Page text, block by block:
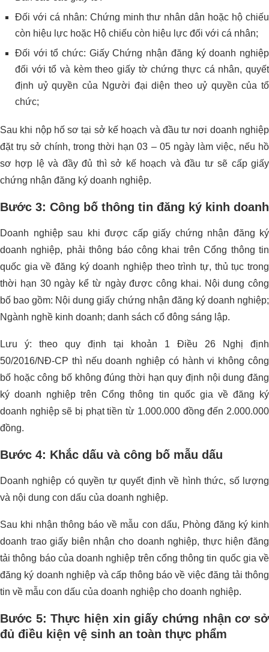
Đối với cá nhân: Chứng minh thư nhân dân hoặc hộ chiếu
còn hiệu lực hoặc Hộ chiếu còn hiệu lực đối với cá nhân;
Đối với tổ chức: Giấy Chứng nhận đăng ký doanh nghiệp
đối với tổ và kèm theo giấy tờ chứng thực cá nhân, quyết
định uỷ quyền của Người đại diện theo uỷ quyền của tổ
chức;
Sau khi nộp hố sơ tại sở kế hoạch và đầu tư nơi doanh nghiệp
đặt trụ sở chính, trong thời hạn 03 – 05 ngày làm việc, nếu hồ
sơ hợp lệ và đầy đủ thì sở kế hoạch và đầu tư sẽ cấp giấy
chứng nhận đăng ký doanh nghiệp.
Bước 3: Công bố thông tin đăng ký kinh doanh
Doanh nghiệp sau khi được cấp giấy chứng nhận đăng ký
doanh nghiệp, phải thông báo công khai trên Cổng thông tin
quốc gia về đăng ký doanh nghiệp theo trình tự, thủ tục trong
thời hạn 30 ngày kể từ ngày được công khai. Nội dung công
bố bao gồm: Nội dung giấy chứng nhận đăng ký doanh nghiệp;
Ngành nghề kinh doanh; danh sách cổ đông sáng lập.
Lưu ý: theo quy định tại khoản 1 Điều 26 Nghị định
50/2016/NĐ-CP thì nếu doanh nghiệp có hành vi không công
bố hoặc công bố không đúng thời hạn quy định nội dung đăng
ký doanh nghiệp trên Cổng thông tin quốc gia về đăng ký
doanh nghiệp sẽ bị phạt tiền từ 1.000.000 đồng đến 2.000.000
đồng.
Bước 4: Khắc dấu và công bố mẫu dấu
Doanh nghiệp có quyền tự quyết định về hình thức, số lượng
và nội dung con dấu của doanh nghiệp.
Sau khi nhận thông báo về mẫu con dấu, Phòng đăng ký kinh
doanh trao giấy biên nhận cho doanh nghiệp, thực hiện đăng
tải thông báo của doanh nghiệp trên cổng thông tin quốc gia về
đăng ký doanh nghiệp và cấp thông báo về việc đăng tải thông
tin về mẫu con dấu của doanh nghiệp cho doanh nghiệp.
Bước 5: Thực hiện xin giấy chứng nhận cơ sở
đủ điều kiện vệ sinh an toàn thực phẩm